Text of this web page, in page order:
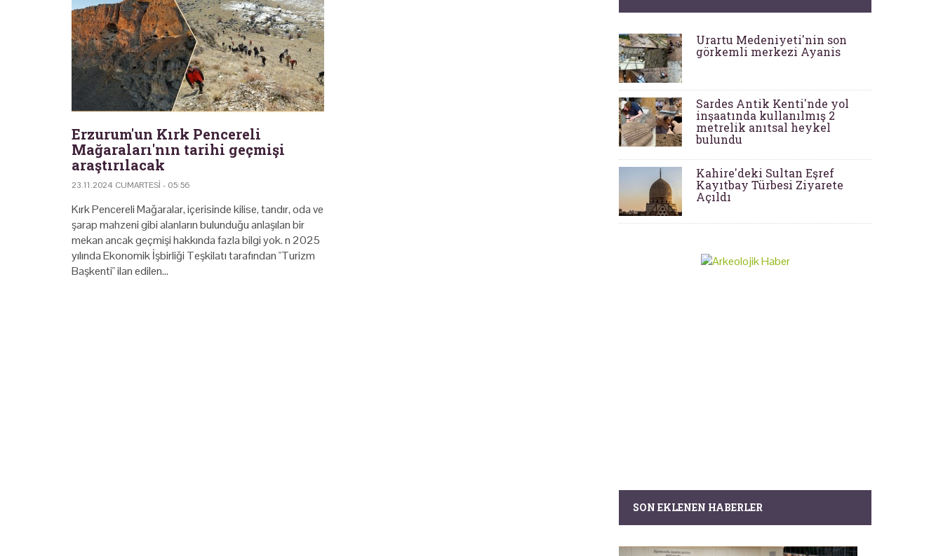
Erzurum'un Kırk Pencereli
Mağaraları'nın tarihi geçmişi
araştırılacak
23.11.2024 CUMARTESI - 05:56
Kırk Pencereli Mağaralar, içerisinde kilise, tandır, oda ve
şarap mahzeni gibi alanların bulunduğu anlaşılan bir
mekan ancak geçmişi hakkında fazla bilgi yok. n 2025
yılında Ekonomik İşbirliği Teşkilatı tarafından "Turizm
Başkenti" ilan edilen…
Urartu Medeniyeti'nin son
görkemli merkezi Ayanis
Sardes Antik Kenti'nde yol
inşaatında kullanılmış 2
metrelik anıtsal heykel
bulundu
Kahire'deki Sultan Eşref
Kayıtbay Türbesi Ziyarete
Açıldı
SON EKLENEN HABERLER